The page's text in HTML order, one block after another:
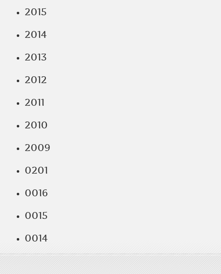
2015
2014
2013
2012
2011
2010
2009
0201
0016
0015
0014